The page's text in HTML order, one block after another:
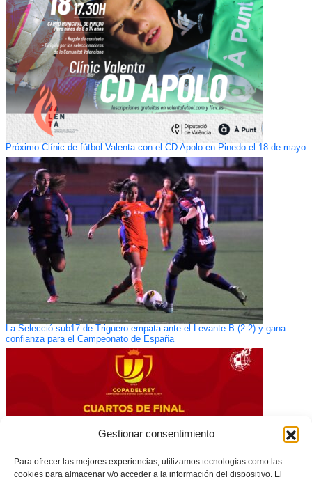
Gestionar consentimiento
Para ofrecer las mejores experiencias, utilizamos tecnologías como las
cookies para almacenar y/o acceder a la información del dispositivo. El
Próximo Clínic de fútbol Valenta con el CD Apolo en Pinedo el 18 de mayo
La Selecció sub17 de Triguero empata ante el Levante B (2-2) y gana
confianza para el Campeonato de España